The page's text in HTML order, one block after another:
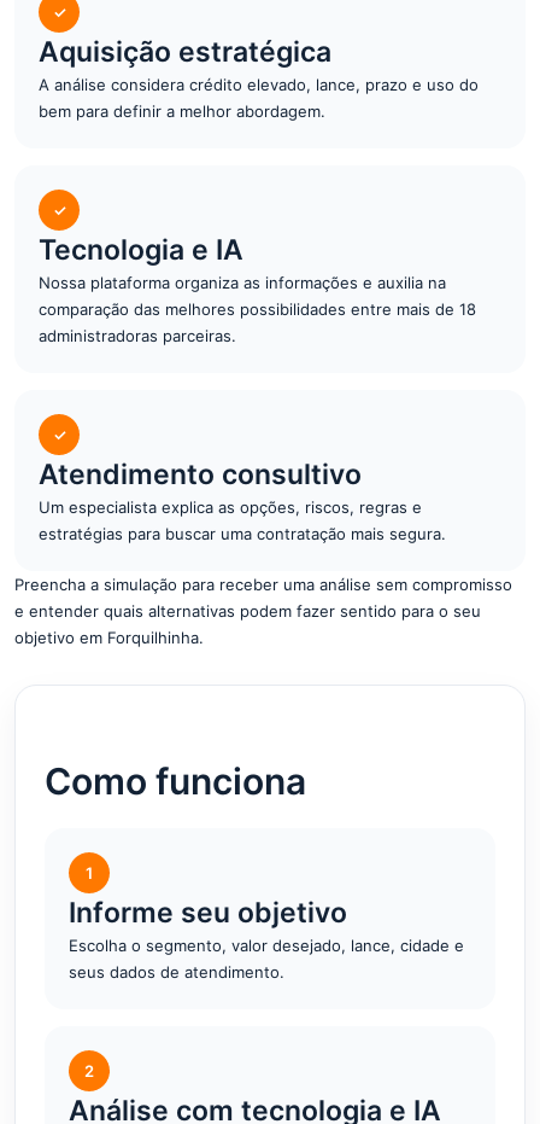
✓
Aquisição estratégica
A análise considera crédito elevado, lance, prazo e uso do
bem para definir a melhor abordagem.
✓
Tecnologia e IA
Nossa plataforma organiza as informações e auxilia na
comparação das melhores possibilidades entre mais de 18
administradoras parceiras.
✓
Atendimento consultivo
Um especialista explica as opções, riscos, regras e
estratégias para buscar uma contratação mais segura.
Preencha a simulação para receber uma análise sem compromisso
e entender quais alternativas podem fazer sentido para o seu
objetivo em Forquilhinha.
Como funciona
1
Informe seu objetivo
Escolha o segmento, valor desejado, lance, cidade e
seus dados de atendimento.
2
Análise com tecnologia e IA